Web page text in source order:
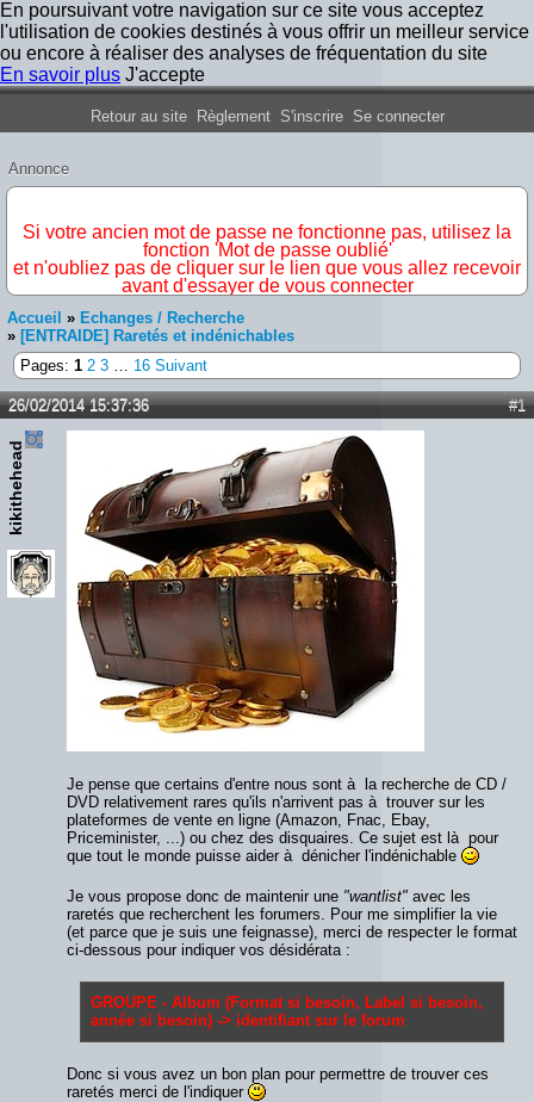
En poursuivant votre navigation sur ce site vous acceptez
l'utilisation de cookies destinés à vous offrir un meilleur service
ou encore à réaliser des analyses de fréquentation du site
En savoir plus J'accepte
Forum Iron Maiden France
Retour au site Règlement S'inscrire Se connecter
Annonce
Si votre ancien mot de passe ne fonctionne pas, utilisez la
fonction 'Mot de passe oublié'
et n'oubliez pas de cliquer sur le lien que vous allez recevoir
avant d'essayer de vous connecter
Accueil » Echanges / Recherche
» [ENTRAIDE] Raretés et indénichables
Pages: 1 2 3 … 16 Suivant
#1
26/02/2014 15:37:36
kikithehead
Je pense que certains d'entre nous sont à la recherche de CD /
DVD relativement rares qu'ils n'arrivent pas à trouver sur les
plateformes de vente en ligne (Amazon, Fnac, Ebay,
Priceminister, ...) ou chez des disquaires. Ce sujet est là pour
que tout le monde puisse aider à dénicher l'indénichable
Je vous propose donc de maintenir une "wantlist" avec les
raretés que recherchent les forumers. Pour me simplifier la vie
(et parce que je suis une feignasse), merci de respecter le format
ci-dessous pour indiquer vos désidérata :
GROUPE - Album (Format si besoin, Label si besoin,
année si besoin) -> identifiant sur le forum
Donc si vous avez un bon plan pour permettre de trouver ces
raretés merci de l'indiquer